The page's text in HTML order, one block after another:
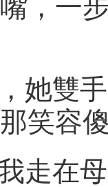
，一
她雙
笑容
走在